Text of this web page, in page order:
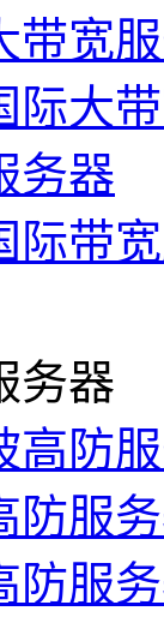
带宽
际大
务器
际带
务器
高防
防服
防服